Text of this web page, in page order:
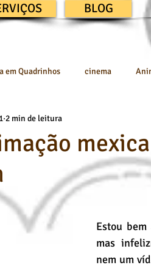
BLOG
em Quadrinhos cinema
Kids deuses
Artístico Cursos de Desenho
2 min de leitura
Estou
mas
nem um